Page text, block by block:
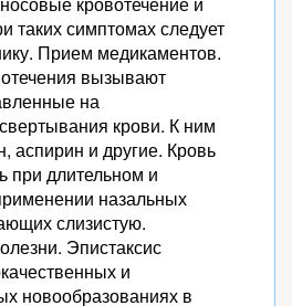
таких симптомах следует
Прием медикаментов.
вызывают
на
крови. К ним
аспирин и другие. Кровь
при длительном и
назальных
слизистую.
Эпистаксис
и
новообразованиях в